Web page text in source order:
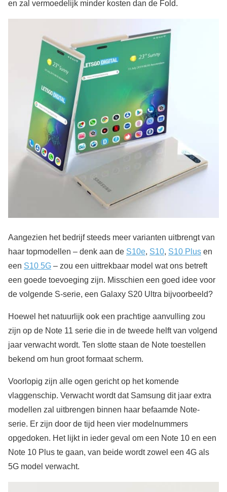
en zal vermoedelijk minder kosten dan de Fold.
Aangezien het bedrijf steeds meer varianten uitbrengt van
haar topmodellen – denk aan de S10e, S10, S10 Plus en
een S10 5G – zou een uittrekbaar model wat ons betreft
een goede toevoeging zijn. Misschien een goed idee voor
de volgende S-serie, een Galaxy S20 Ultra bijvoorbeeld?
Hoewel het natuurlijk ook een prachtige aanvulling zou
zijn op de Note 11 serie die in de tweede helft van volgend
jaar verwacht wordt. Ten slotte staan de Note toestellen
bekend om hun groot formaat scherm.
Voorlopig zijn alle ogen gericht op het komende
vlaggenschip. Verwacht wordt dat Samsung dit jaar extra
modellen zal uitbrengen binnen haar befaamde Note-
serie. Er zijn door de tijd heen vier modelnummers
opgedoken. Het lijkt in ieder geval om een Note 10 en een
Note 10 Plus te gaan, van beide wordt zowel een 4G als
5G model verwacht.